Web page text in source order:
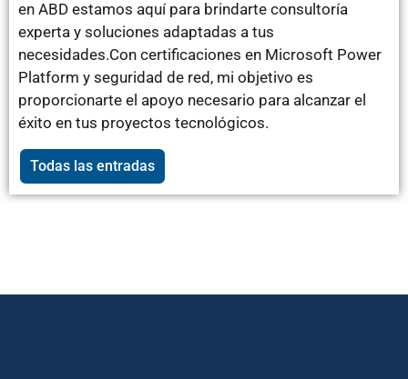
en ABD estamos aquí para brindarte consultoría
experta y soluciones adaptadas a tus
necesidades.Con certificaciones en Microsoft Power
Platform y seguridad de red, mi objetivo es
proporcionarte el apoyo necesario para alcanzar el
éxito en tus proyectos tecnológicos.
Todas las entradas